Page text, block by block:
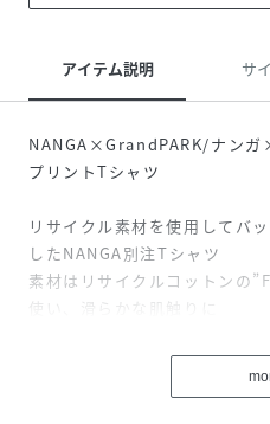
アイテム説明 サ
NANGA×GrandPARK/ナンガ
プリントTシャツ
リサイクル素材を使用してバ
したNANGA別注Tシャツ
素材はリサイクルコットンの
使い、滑らかな肌触りに
ットン生地で作られています。
さらに、ポリエステルを混紡